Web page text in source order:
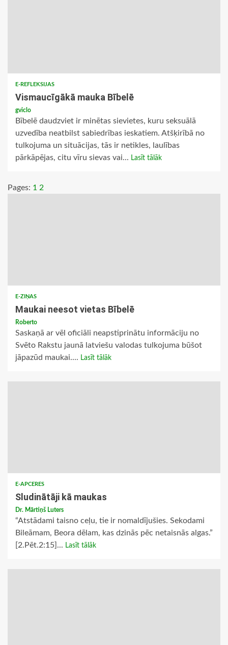
E-REFLEKSIJAS
Vismaucīgākā mauka Bībelē
gviclo
Bībelē daudzviet ir minētas sievietes, kuru seksuālā
uzvedība neatbilst sabiedrības ieskatiem. Atšķirībā no
tulkojuma un situācijas, tās ir netikles, laulības
pārkāpējas, citu vīru sievas vai... Lasīt tālāk
Pages: 1 2
E-ZIŅAS
Maukai neesot vietas Bībelē
Roberto
Saskaņā ar vēl oficiāli neapstiprinātu informāciju no
Svēto Rakstu jaunā latviešu valodas tulkojuma būšot
jāpazūd maukai.... Lasīt tālāk
E-APCERES
Sludinātāji kā maukas
Dr. Mārtiņš Luters
“Atstādami taisno ceļu, tie ir nomaldījušies. Sekodami
Bileāmam, Beora dēlam, kas dzinās pēc netaisnās algas.”
[2.Pēt.2:15]... Lasīt tālāk